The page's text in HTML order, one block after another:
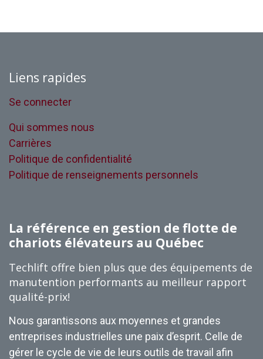
Liens rapides
Se connecter
Qui sommes nous
Carrières
Politique de confidentialité
Politique de renseignements personnels
La référence en gestion de flotte de
chariots élévateurs au Québec
Techlift offre bien plus que des équipements de
manutention performants au meilleur rapport
qualité-prix!
Nous garantissons aux moyennes et grandes
entreprises industrielles une paix d’esprit. Celle de
gérer le cycle de vie de leurs outils de travail afin